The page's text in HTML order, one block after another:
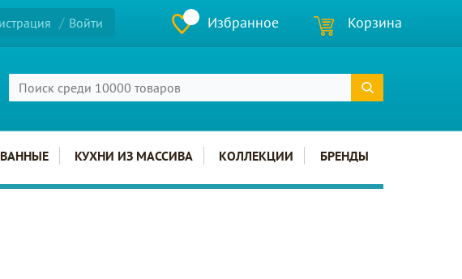
Войти Избранное Корзина
ВАННЫЕ КУХНИ ИЗ МАССИВА КОЛЛЕКЦИИ БРЕНДЫ